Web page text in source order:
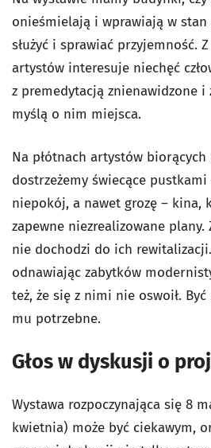
onieśmielają i wprawiają w
służyć i sprawiać przyjemność.
artystów interesuje niechęć
z premedytacją znienawidzone i
myślą o nim miejsca.
Na płótnach artystów biorących
dostrzeżemy świecące
niepokój, a nawet grozę – kina,
zapewne niezrealizowane plany.
nie dochodzi do ich
odnawiając zabytków
też, że się z nimi nie oswoił.
mu potrzebne.
Głos w dyskusji o
Wystawa rozpoczynająca się 8
kwietnia) może być ciekawym,